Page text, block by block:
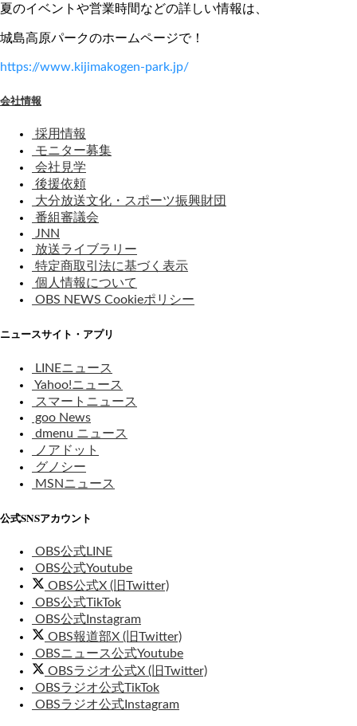
夏のイベントや営業時間などの詳しい情報は、
城島高原パークのホームページで！
https://www.kijimakogen-park.jp/
会社情報
採用情報
モニター募集
会社見学
後援依頼
大分放送文化・スポーツ振興財団
番組審議会
JNN
放送ライブラリー
特定商取引法に基づく表示
個人情報について
OBS NEWS Cookieポリシー
ニュースサイト・アプリ
LINEニュース
Yahoo!ニュース
スマートニュース
goo News
dmenu ニュース
ノアドット
グノシー
MSNニュース
公式SNSアカウント
OBS公式LINE
OBS公式Youtube
OBS公式X (旧Twitter)
OBS公式TikTok
OBS公式Instagram
OBS報道部X (旧Twitter)
OBSニュース公式Youtube
OBSラジオ公式X (旧Twitter)
OBSラジオ公式TikTok
OBSラジオ公式Instagram